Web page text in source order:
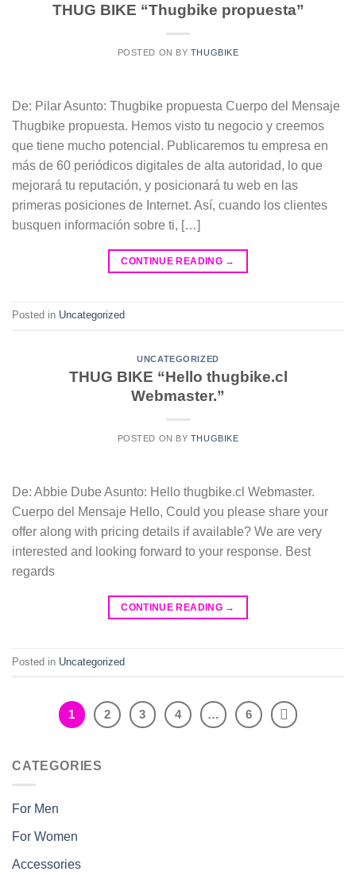
THUG BIKE “Thugbike propuesta”
POSTED ON BY THUGBIKE
De: Pilar Asunto: Thugbike propuesta Cuerpo del Mensaje
Thugbike propuesta. Hemos visto tu negocio y creemos
que tiene mucho potencial. Publicaremos tu empresa en
más de 60 periódicos digitales de alta autoridad, lo que
mejorará tu reputación, y posicionará tu web en las
primeras posiciones de Internet. Así, cuando los clientes
busquen información sobre ti, […]
CONTINUE READING →
Posted in Uncategorized
UNCATEGORIZED
THUG BIKE “Hello thugbike.cl
Webmaster.”
POSTED ON BY THUGBIKE
De: Abbie Dube Asunto: Hello thugbike.cl Webmaster.
Cuerpo del Mensaje Hello, Could you please share your
offer along with pricing details if available? We are very
interested and looking forward to your response. Best
regards
CONTINUE READING →
Posted in Uncategorized
1 2 3 4 … 6
CATEGORIES
For Men
For Women
Accessories